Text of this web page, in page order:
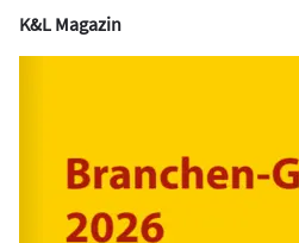
K&L Magazin